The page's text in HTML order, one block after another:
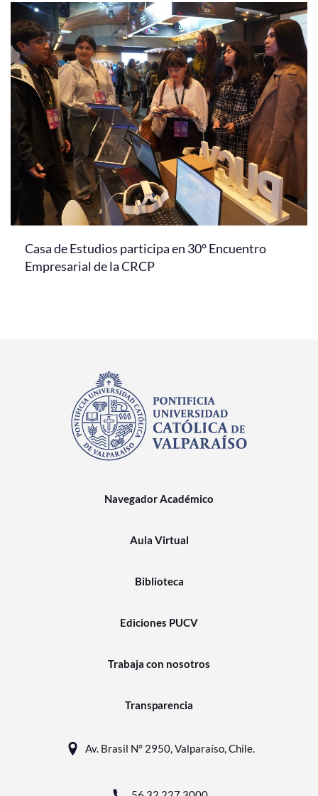
Casa de Estudios participa en 30° Encuentro
Empresarial de la CRCP
Navegador Académico
Aula Virtual
Biblioteca
Ediciones PUCV
Trabaja con nosotros
Transparencia
Av. Brasil N° 2950, Valparaíso, Chile.